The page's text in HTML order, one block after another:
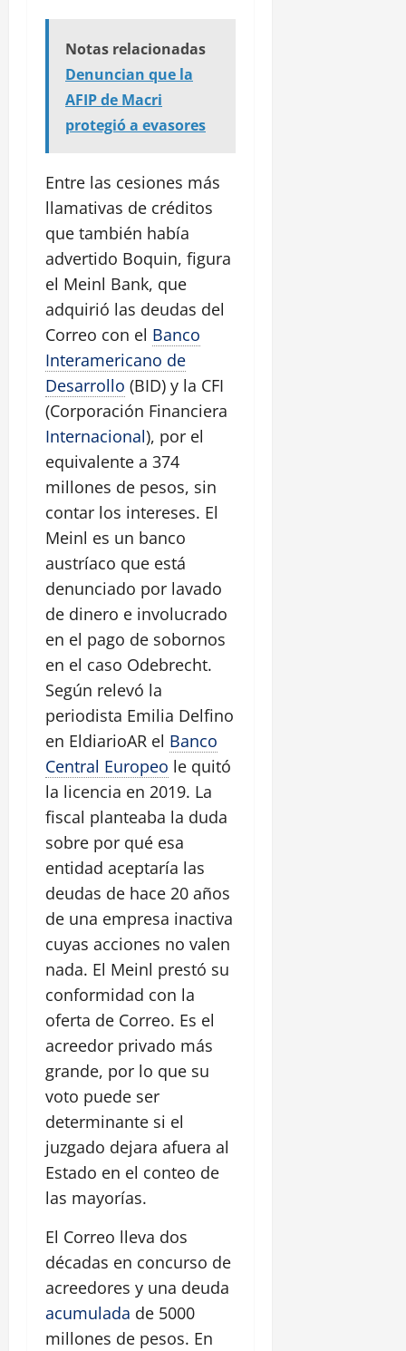
Notas relacionadas
Denuncian que la
AFIP de Macri
protegió a evasores
Entre las cesiones más
llamativas de créditos
que también había
advertido Boquin, figura
el Meinl Bank, que
adquirió las deudas del
Correo con el Banco
Interamericano de
Desarrollo (BID) y la CFI
(Corporación Financiera
Internacional), por el
equivalente a 374
millones de pesos, sin
contar los intereses. El
Meinl es un banco
austríaco que está
denunciado por lavado
de dinero e involucrado
en el pago de sobornos
en el caso Odebrecht.
Según relevó la
periodista Emilia Delfino
en EldiarioAR el Banco
Central Europeo le quitó
la licencia en 2019. La
fiscal planteaba la duda
sobre por qué esa
entidad aceptaría las
deudas de hace 20 años
de una empresa inactiva
cuyas acciones no valen
nada. El Meinl prestó su
conformidad con la
oferta de Correo. Es el
acreedor privado más
grande, por lo que su
voto puede ser
determinante si el
juzgado dejara afuera al
Estado en el conteo de
las mayorías.
El Correo lleva dos
décadas en concurso de
acreedores y una deuda
acumulada de 5000
millones de pesos. En